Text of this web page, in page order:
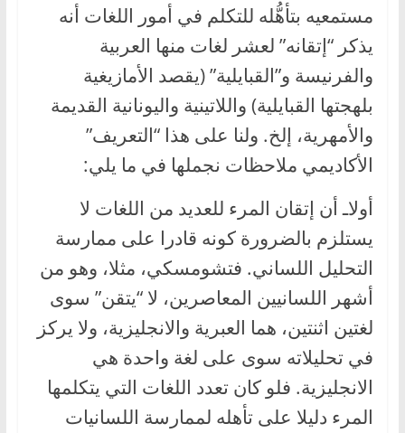
مستمعيه بتأهُّله للتكلم في أمور اللغات أنه
يذكر “إتقانه” لعشر لغات منها العربية
والفرنيسة و”القبايلية” (يقصد الأمازيغية
بلهجتها القبايلية) واللاتينية واليونانية القديمة
والأمهرية، إلخ. ولنا على هذا “التعريف”
الأكاديمي ملاحظات نجملها في ما يلي:
أولاـ أن إتقان المرء للعديد من اللغات لا
يستلزم بالضرورة كونه قادرا على ممارسة
التحليل اللساني. فتشومسكي، مثلا، وهو من
أشهر اللسانيين المعاصرين، لا “يتقن” سوى
لغتين اثنتين، هما العبرية والانجليزية، ولا يركز
في تحليلاته سوى على لغة واحدة هي
الانجليزية. فلو كان تعدد اللغات التي يتكلمها
المرء دليلا على تأهله لممارسة اللسانيات